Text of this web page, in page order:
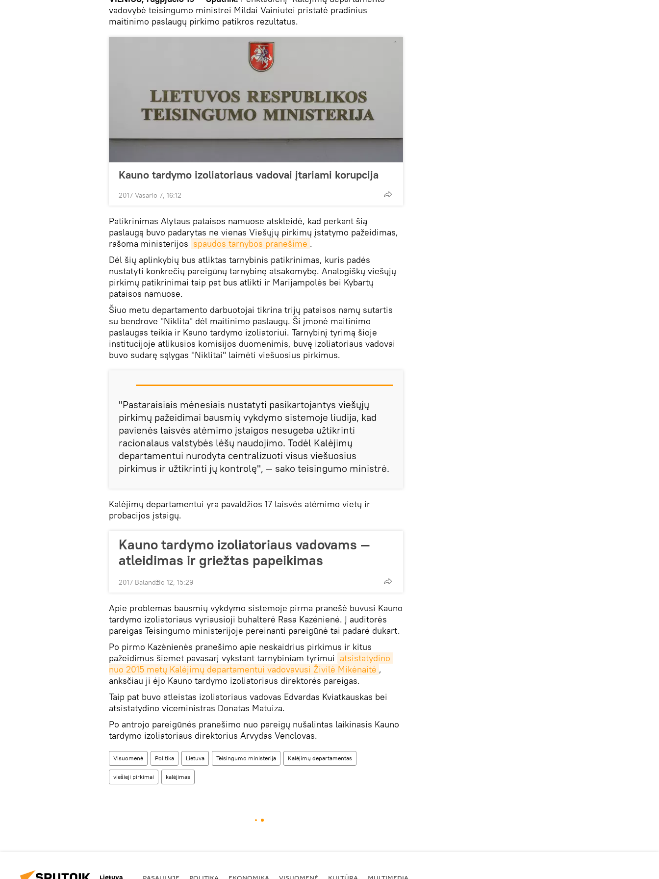
vadovybė teisingumo ministrei Mildai Vainiutei pristatė pradinius
maitinimo paslaugų pirkimo patikros rezultatus.
Kauno tardymo izoliatoriaus vadovai įtariami korupcija
2017 Vasario 7, 16:12
Patikrinimas Alytaus pataisos namuose atskleidė, kad perkant šią
paslaugą buvo padarytas ne vienas Viešųjų pirkimų įstatymo pažeidimas,
rašoma ministerijos spaudos tarnybos pranešime .
Dėl šių aplinkybių bus atliktas tarnybinis patikrinimas, kuris padės
nustatyti konkrečių pareigūnų tarnybinę atsakomybę. Analogiškų viešųjų
pirkimų patikrinimai taip pat bus atlikti ir Marijampolės bei Kybartų
pataisos namuose.
Šiuo metu departamento darbuotojai tikrina trijų pataisos namų sutartis
su bendrove "Niklita" dėl maitinimo paslaugų. Ši įmonė maitinimo
paslaugas teikia ir Kauno tardymo izoliatoriui. Tarnybinį tyrimą šioje
institucijoje atlikusios komisijos duomenimis, buvę izoliatoriaus vadovai
buvo sudarę sąlygas "Niklitai" laimėti viešuosius pirkimus.
"Pastaraisiais mėnesiais nustatyti pasikartojantys viešųjų
pirkimų pažeidimai bausmių vykdymo sistemoje liudija, kad
pavienės laisvės atėmimo įstaigos nesugeba užtikrinti
racionalaus valstybės lėšų naudojimo. Todėl Kalėjimų
departamentui nurodyta centralizuoti visus viešuosius
pirkimus ir užtikrinti jų kontrolę", — sako teisingumo ministrė.
Kalėjimų departamentui yra pavaldžios 17 laisvės atėmimo vietų ir
probacijos įstaigų.
Kauno tardymo izoliatoriaus vadovams —
atleidimas ir griežtas papeikimas
2017 Balandžio 12, 15:29
Apie problemas bausmių vykdymo sistemoje pirma pranešė buvusi Kauno
tardymo izoliatoriaus vyriausioji buhalterė Rasa Kazėnienė. Į auditorės
pareigas Teisingumo ministerijoje pereinanti pareigūnė tai padarė dukart.
Po pirmo Kazėnienės pranešimo apie neskaidrius pirkimus ir kitus
pažeidimus šiemet pavasarį vykstant tarnybiniam tyrimui atsistatydino
nuo 2015 metų Kalėjimų departamentui vadovavusi Živilė Mikėnaitė ,
anksčiau ji ėjo Kauno tardymo izoliatoriaus direktorės pareigas.
Taip pat buvo atleistas izoliatoriaus vadovas Edvardas Kviatkauskas bei
atsistatydino viceministras Donatas Matuiza.
Po antrojo pareigūnės pranešimo nuo pareigų nušalintas laikinasis Kauno
tardymo izoliatoriaus direktorius Arvydas Venclovas.
Visuomenė Politika Lietuva Teisingumo ministerija Kalėjimų departamentas
viešieji pirkimai kalėjimas
Lietuva